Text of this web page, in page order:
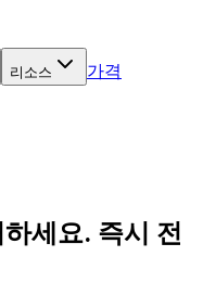
리소스 가격
세요. 즉시 전